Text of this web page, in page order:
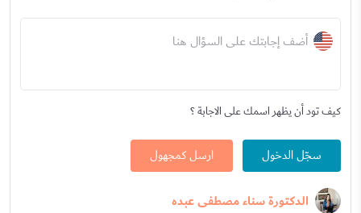
أضف إجابتك على السؤال هنا
كيف تود أن يظهر اسمك على الاجابة ؟
سجّل الدخول ارسل كمجهول
الدكتورة سناء مصطفى عبده